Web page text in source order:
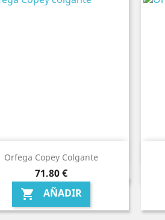
Orfega Copey Colgante
Precio
71,80 €
 AÑADIR